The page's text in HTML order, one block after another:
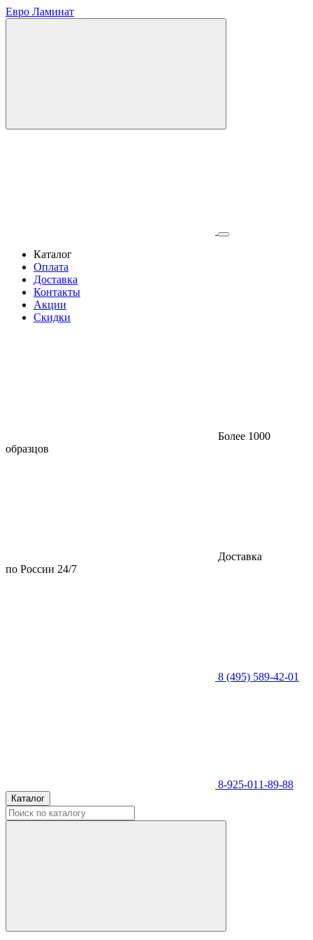
Евро Ламинат
Каталог
Оплата
Доставка
Контакты
Акции
Скидки
Более 1000
образцов
Доставка
по России 24/7
8 (495) 589-42-01
8-925-011-89-88
Каталог